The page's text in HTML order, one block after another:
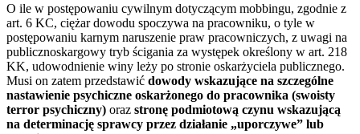
O ile w postępowaniu cywilnym dotyczącym mobbingu, zgodnie z
art. 6 KC, ciężar dowodu spoczywa na pracowniku, o tyle w
postępowaniu karnym naruszenie praw pracowniczych, z uwagi na
publicznoskargowy tryb ścigania za występek określony w art. 218
KK, udowodnienie winy leży po stronie oskarżyciela publicznego.
Musi on zatem przedstawić dowody wskazujące na szczególne
nastawienie psychiczne oskarżonego do pracownika (swoisty
terror psychiczny) oraz stronę podmiotową czynu wskazującą
na determinację sprawcy przez działanie „uporczywe” lub